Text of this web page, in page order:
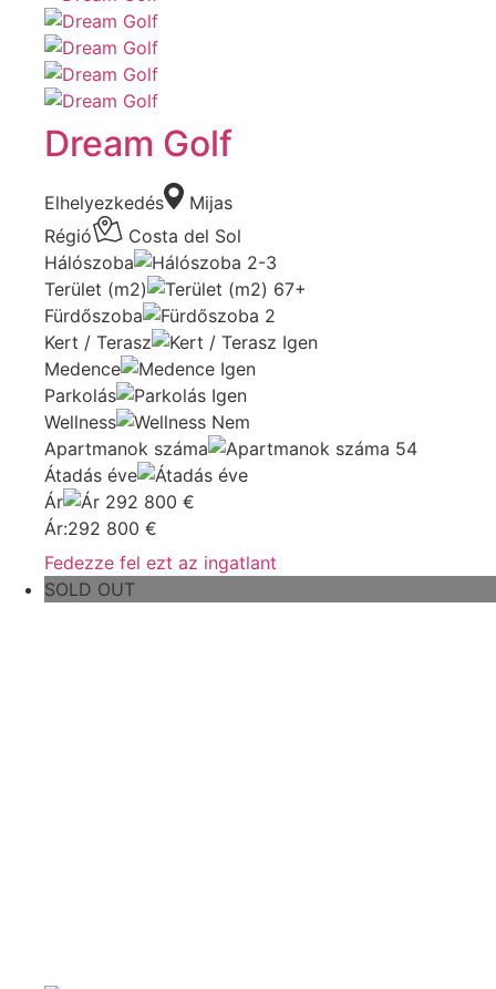
Dream Golf
Elhelyezkedés
Mijas
Régió
Costa del Sol
Hálószoba
2-3
Terület (m2)
67+
Fürdőszoba
2
Kert / Terasz
Igen
Medence
Igen
Parkolás
Igen
Wellness
Nem
Apartmanok száma
54
Átadás éve
Ár
292 800 €
Ár:292 800 €
Fedezze fel ezt az ingatlant
SOLD OUT